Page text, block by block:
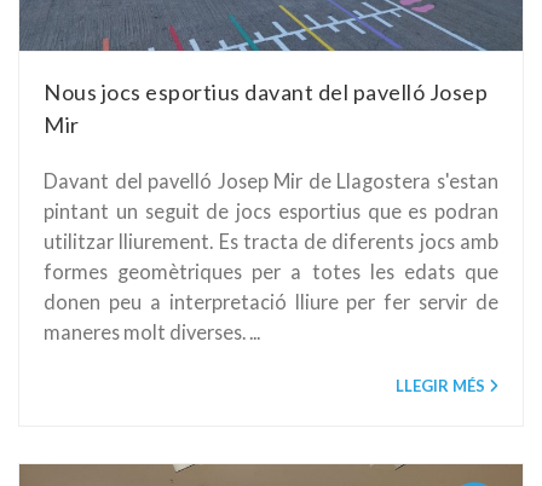
Nous jocs esportius davant del pavelló Josep
Mir
Davant del pavelló Josep Mir de Llagostera s'estan
pintant un seguit de jocs esportius que es podran
utilitzar lliurement. Es tracta de diferents jocs amb
formes geomètriques per a totes les edats que
donen peu a interpretació lliure per fer servir de
maneres molt diverses. ...
LLEGIR MÉS